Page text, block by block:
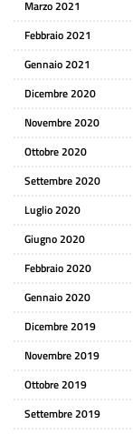
Marzo 2021
Febbraio 2021
Gennaio 2021
Dicembre 2020
Novembre 2020
Ottobre 2020
Settembre 2020
Luglio 2020
Giugno 2020
Febbraio 2020
Gennaio 2020
Dicembre 2019
Novembre 2019
Ottobre 2019
Settembre 2019